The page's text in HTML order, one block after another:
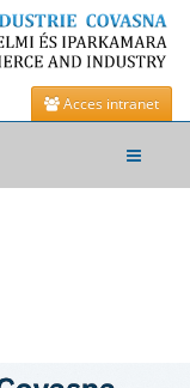
Acces intranet
Toggle